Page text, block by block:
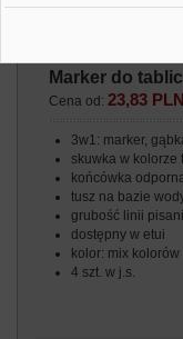
Marker do
Cena od:23,83 PLN
3w1: marker,
skuwka w kolorze
końcówka
tusz na bazie
grubość linii
dostępny w etui
kolor: mix kolorów
4 szt. w j.s.
wcześniejsza zgoda
Państwa zgoda jest
Polityka prywatności
Klauzula
Lista Zaufanych